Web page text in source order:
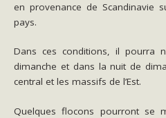
en provenance de Scandinavie
pays.
Dans ces conditions, il pourra
dimanche et dans la nuit de
central et les massifs de l’Est.
Quelques flocons pourront se